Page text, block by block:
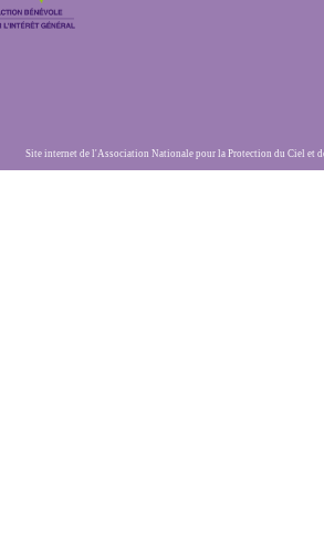
Nationale pour la Protection du Ciel et de